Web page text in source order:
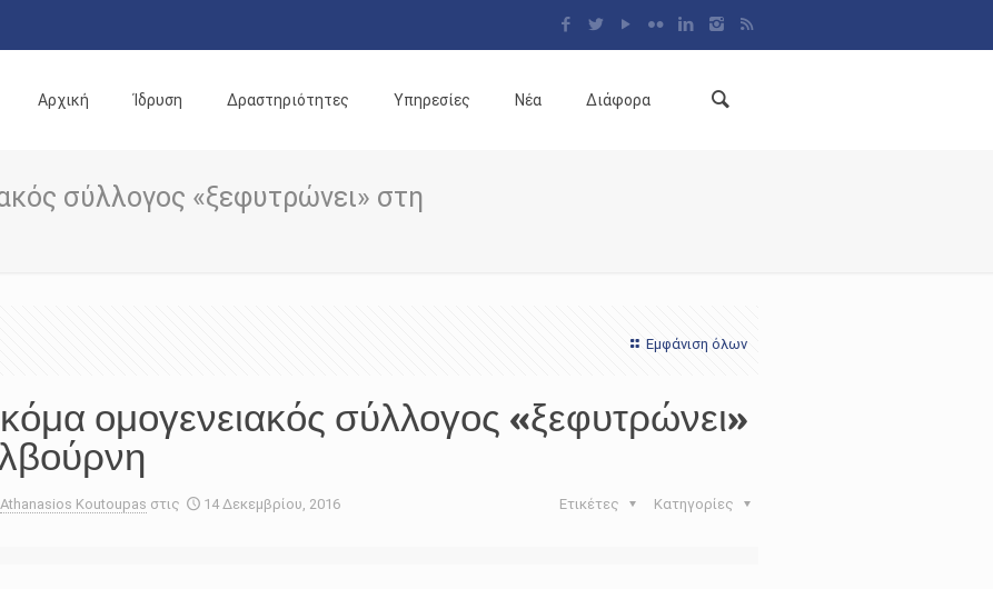
Αρχική Ίδρυση Δραστηριότητες Υπηρεσίες Νέα Διάφορα
σύλλογος «ξεφυτρώνει» στη
Εμφάνιση όλων
ομογενειακός σύλλογος «ξεφυτρώνει»
Athanasios Koutoupas στις 14 Δεκεμβρίου, 2016 Κατηγορίες
Ετικέτες